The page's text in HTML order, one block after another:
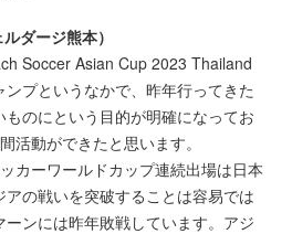
ダージ熊本）
Soccer Asian Cup 2023 Thailand
プというなかで、昨年行ってきた
のにという目的が明確になってお
活動ができたと思います。
カーワールドカップ連続出場は日本
の戦いを突破することは容易では
ンには昨年敗戦しています。アジ